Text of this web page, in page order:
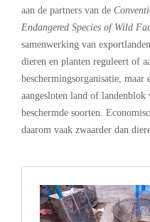
aan de partners van de
Endangered Species of Wild
samenwerking van
dieren en planten reguleert of
beschermingsorganisatie,
aangesloten land of landenblok
beschermde soorten.
daarom vaak zwaarder dan